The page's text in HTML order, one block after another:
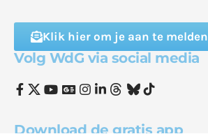
Klik hier om je aan te melden
Volg WdG via social media
Download de gratis app